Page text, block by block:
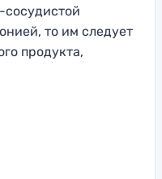
сосудистой
то им следует
продукта,